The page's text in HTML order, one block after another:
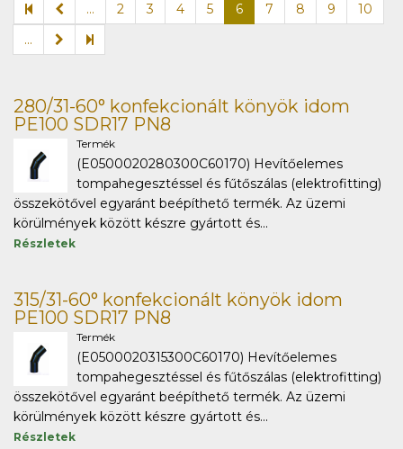
... 2 3 4 5 6 7 8 9
10
...
280/31-60° konfekcionált könyök idom
PE100 SDR17 PN8
Termék
(E0500020280300C60170) Hevítőelemes
tompahegesztéssel és fűtőszálas (elektrofitting)
összekötővel egyaránt beépíthető termék. Az üzemi
körülmények között készre gyártott és...
Részletek
315/31-60° konfekcionált könyök idom
PE100 SDR17 PN8
Termék
(E0500020315300C60170) Hevítőelemes
tompahegesztéssel és fűtőszálas (elektrofitting)
összekötővel egyaránt beépíthető termék. Az üzemi
körülmények között készre gyártott és...
Részletek